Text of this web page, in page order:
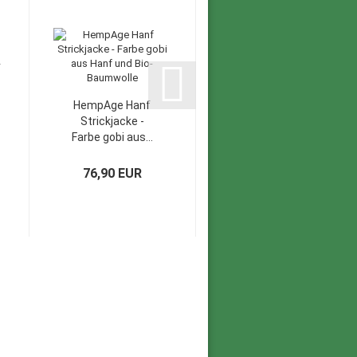
HempAge Hanf
Strickjacke -
Farbe gobi aus...
76,90 EUR